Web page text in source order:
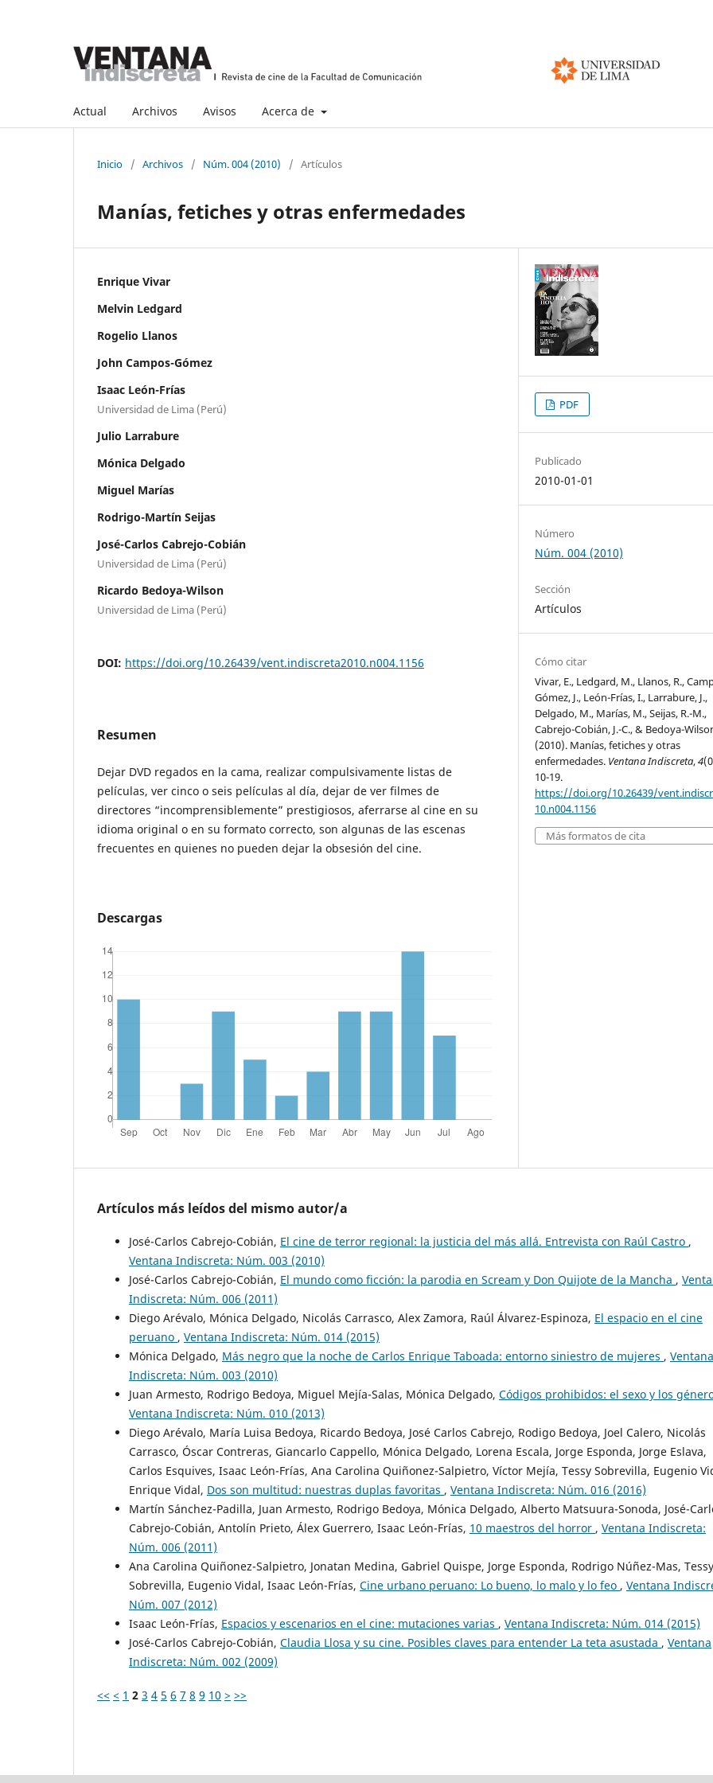
Actual Archivos Avisos Acerca de
Inicio / Archivos / Núm. 004 (2010) / Artículos
Manías, fetiches y otras enfermedades
Enrique Vivar
Melvin Ledgard
Rogelio Llanos
John Campos-Gómez
Isaac León-Frías
Universidad de Lima (Perú)
Julio Larrabure
Mónica Delgado
Miguel Marías
Rodrigo-Martín Seijas
José-Carlos Cabrejo-Cobián
Universidad de Lima (Perú)
Ricardo Bedoya-Wilson
Universidad de Lima (Perú)
DOI: https://doi.org/10.26439/vent.indiscreta2010.n004.1156
Resumen
Dejar DVD regados en la cama, realizar compulsivamente listas de
películas, ver cinco o seis películas al día, dejar de ver filmes de
directores “incomprensiblemente” prestigiosos, aferrarse al cine en su
idioma original o en su formato correcto, son algunas de las escenas
frecuentes en quienes no pueden dejar la obsesión del cine.
Descargas
PDF
Publicado
2010-01-01
Número
Núm. 004 (2010)
Sección
Artículos
Cómo citar
Vivar, E., Ledgard, M., Llanos, R.,
Gómez, J., León-Frías, I., Larrabure, J.,
Delgado, M., Marías, M., Seijas, R.-M.,
Cabrejo-Cobián, J.-C., & Bedoya-
(2010). Manías, fetiches y otras
enfermedades. Ventana Indiscreta,4
10-19.
https://doi.org/10.26439/
10.n004.1156
Más formatos de cita
Artículos más leídos del mismo autor/a
José-Carlos Cabrejo-Cobián, El cine de terror regional: la justicia del más allá. Entrevista con Raúl Castro ,
Ventana Indiscreta: Núm. 003 (2010)
José-Carlos Cabrejo-Cobián, El mundo como ficción: la parodia en Scream y Don Quijote de la Mancha ,
Indiscreta: Núm. 006 (2011)
Diego Arévalo, Mónica Delgado, Nicolás Carrasco, Alex Zamora, Raúl Álvarez-Espinoza, El espacio en el cine
peruano , Ventana Indiscreta: Núm. 014 (2015)
Mónica Delgado, Más negro que la noche de Carlos Enrique Taboada: entorno siniestro de mujeres , Ventana
Indiscreta: Núm. 003 (2010)
Juan Armesto, Rodrigo Bedoya, Miguel Mejía-Salas, Mónica Delgado, Códigos prohibidos: el sexo y los
Ventana Indiscreta: Núm. 010 (2013)
Diego Arévalo, María Luisa Bedoya, Ricardo Bedoya, José Carlos Cabrejo, Rodigo Bedoya, Joel Calero, Nicolás
Carrasco, Óscar Contreras, Giancarlo Cappello, Mónica Delgado, Lorena Escala, Jorge Esponda, Jorge Eslava,
Carlos Esquives, Isaac León-Frías, Ana Carolina Quiñonez-Salpietro, Víctor Mejía, Tessy Sobrevilla, Eugenio
Enrique Vidal, Dos son multitud: nuestras duplas favoritas , Ventana Indiscreta: Núm. 016 (2016)
Martín Sánchez-Padilla, Juan Armesto, Rodrigo Bedoya, Mónica Delgado, Alberto Matsuura-Sonoda, José-
Cabrejo-Cobián, Antolín Prieto, Álex Guerrero, Isaac León-Frías, 10 maestros del horror , Ventana Indiscreta:
Núm. 006 (2011)
Ana Carolina Quiñonez-Salpietro, Jonatan Medina, Gabriel Quispe, Jorge Esponda, Rodrigo Núñez-Mas, Tessy
Sobrevilla, Eugenio Vidal, Isaac León-Frías, Cine urbano peruano: Lo bueno, lo malo y lo feo , Ventana
Núm. 007 (2012)
Isaac León-Frías, Espacios y escenarios en el cine: mutaciones varias , Ventana Indiscreta: Núm. 014 (2015)
José-Carlos Cabrejo-Cobián, Claudia Llosa y su cine. Posibles claves para entender La teta asustada , Ventana
Indiscreta: Núm. 002 (2009)
<< < 1 2 3 4 5 6 7 8 9 10 > >>